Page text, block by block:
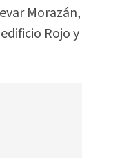
Morazán,
Rojo y